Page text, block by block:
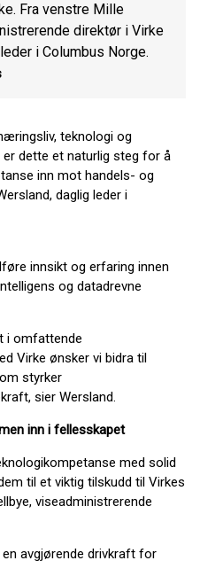
Fra venstre Mille
direktør i Virke
i Columbus Norge.
teknologi og
dette et naturlig steg for å
inn mot handels- og
daglig leder i
innsikt og erfaring innen
og datadrevne
i omfattende
Virke ønsker vi bidra til
styrker
sier Wersland.
inn i fellesskapet
med solid
til et viktig tilskudd til Virkes
viseadministrerende
avgjørende drivkraft for